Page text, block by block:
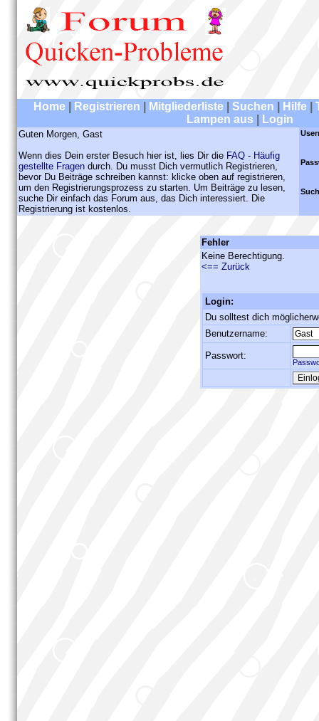
Home Registrieren Mitgliederliste Suchen Hilfe
Lampen aus
Login
Guten Morgen, Gast
Wenn dies Dein erster Besuch hier ist, lies Dir die FAQ - Häufig
gestellte Fragen durch. Du musst Dich vermutlich Registrieren,
bevor Du Beiträge schreiben kannst: klicke oben auf registrieren,
um den Registrierungsprozess zu starten. Um Beiträge zu lesen,
suche Dir einfach das Forum aus, das Dich interessiert. Die
Registrierung ist kostenlos.
Fehler
Keine Berechtigung.
<== Zurück
Login:
Du solltest dich
Benutzername:
Passwort: